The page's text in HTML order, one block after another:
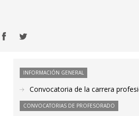
INFORMACIÓN GENERAL
Convocatoria de la carrera
CONVOCATORIAS DE PROFESORADO